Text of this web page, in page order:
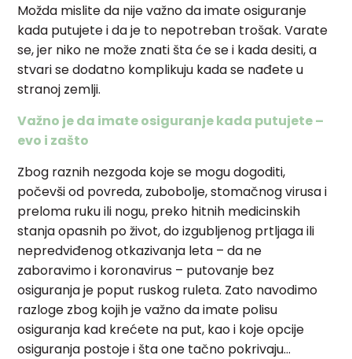
Možda mislite da nije važno da imate osiguranje
kada putujete i da je to nepotreban trošak. Varate
se, jer niko ne može znati šta će se i kada desiti, a
stvari se dodatno komplikuju kada se nađete u
stranoj zemlji.
Važno je da imate osiguranje kada putujete –
evo i zašto
Zbog raznih nezgoda koje se mogu dogoditi,
počevši od povreda, zubobolje, stomačnog virusa i
preloma ruku ili nogu, preko hitnih medicinskih
stanja opasnih po život, do izgubljenog prtljaga ili
nepredviđenog otkazivanja leta – da ne
zaboravimo i koronavirus – putovanje bez
osiguranja je poput ruskog ruleta. Zato navodimo
razloge zbog kojih je važno da imate polisu
osiguranja kad krećete na put, kao i koje opcije
osiguranja postoje i šta one tačno pokrivaju…